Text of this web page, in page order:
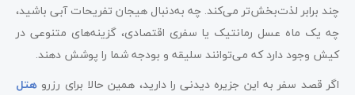
چند برابر لذت‌بخش‌تر می‌کند. چه به‌دنبال هیجان تفریحات آبی باشید،
چه یک ماه عسل رمانتیک یا سفری اقتصادی، گزینه‌های متنوعی در
کیش وجود دارد که می‌توانند سلیقه و بودجه شما را پوشش دهند.
اگر قصد سفر به این جزیره دیدنی را دارید، همین حالا برای رزرو هتل